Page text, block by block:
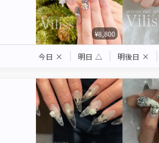
¥8,800
今日 × 明日 △ 明後日 ×